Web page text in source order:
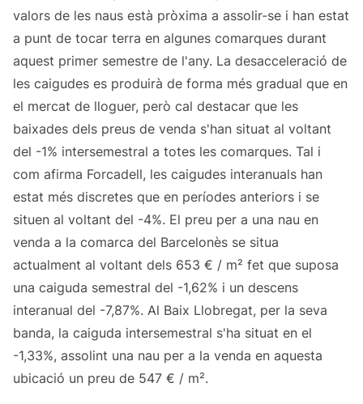
valors de les naus està pròxima a assolir-se i han estat
a punt de tocar terra en algunes comarques durant
aquest primer semestre de l'any. La desacceleració de
les caigudes es produirà de forma més gradual que en
el mercat de lloguer, però cal destacar que les
baixades dels preus de venda s'han situat al voltant
del -1% intersemestral a totes les comarques. Tal i
com afirma Forcadell, les caigudes interanuals han
estat més discretes que en períodes anteriors i se
situen al voltant del -4%. El preu per a una nau en
venda a la comarca del Barcelonès se situa
actualment al voltant dels 653 € / m² fet que suposa
una caiguda semestral del -1,62% i un descens
interanual del -7,87%. Al Baix Llobregat, per la seva
banda, la caiguda intersemestral s'ha situat en el
-1,33%, assolint una nau per a la venda en aquesta
ubicació un preu de 547 € / m².